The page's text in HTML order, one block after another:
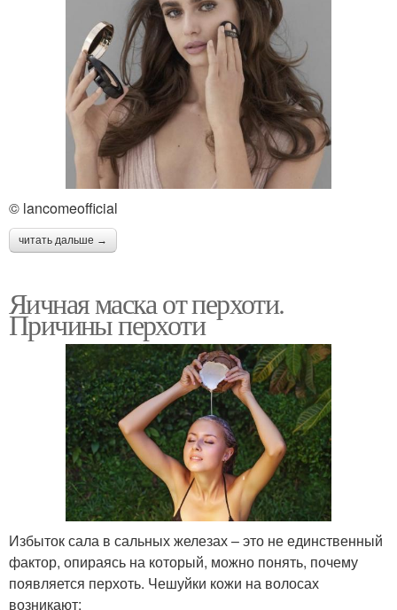
© lancomeofficial
читать дальше →
Яичная маска от перхоти.
Причины перхоти
Избыток сала в сальных железах – это не единственный
фактор, опираясь на который, можно понять, почему
появляется перхоть. Чешуйки кожи на волосах
возникают: